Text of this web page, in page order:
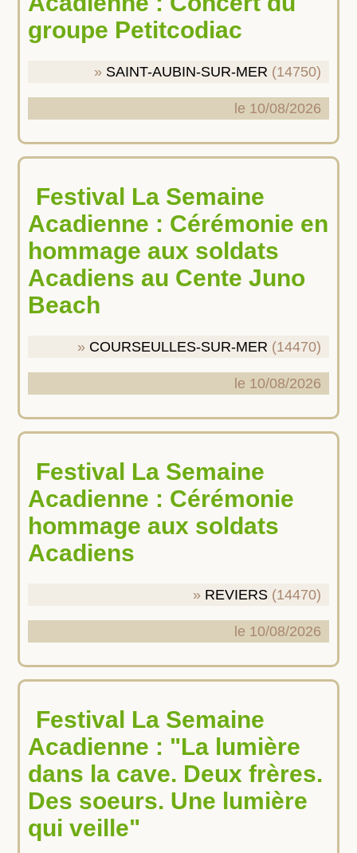
groupe Petitcodiac
SAINT-AUBIN-SUR-MER (14750)
le 10/08/2026
Festival La Semaine
Acadienne : Cérémonie en
hommage aux soldats
Acadiens au Cente Juno
Beach
COURSEULLES-SUR-MER (14470)
le 10/08/2026
Festival La Semaine
Acadienne : Cérémonie
hommage aux soldats
Acadiens
REVIERS (14470)
le 10/08/2026
Festival La Semaine
Acadienne : "La lumière
dans la cave. Deux frères.
Des soeurs. Une lumière
qui veille"